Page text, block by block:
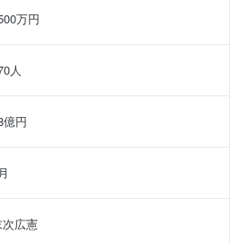
万円
人
億円
広憲